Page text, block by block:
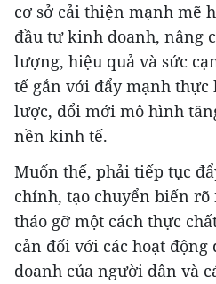
cơ sở cải thiện mạnh mẽ
đầu tư kinh doanh, nâng
lượng, hiệu quả và sức
tế gắn với đẩy mạnh thực
lược, đổi mới mô hình
nền kinh tế.
Muốn thế, phải tiếp tục
chính, tạo chuyển biến
tháo gỡ một cách thực
cản đối với các hoạt
doanh của người dân và